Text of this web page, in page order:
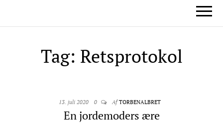
Tag: Retsprotokol
13. juli 2020 0 Af TORBENALBRET
En jordemoders ære